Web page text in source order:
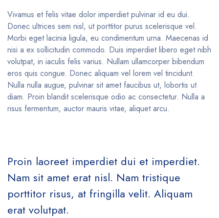
Vivamus et felis vitae dolor imperdiet pulvinar id eu dui.
Donec ultrices sem nisl, ut porttitor purus scelerisque vel.
Morbi eget lacinia ligula, eu condimentum urna. Maecenas id
nisi a ex sollicitudin commodo. Duis imperdiet libero eget nibh
volutpat, in iaculis felis varius. Nullam ullamcorper bibendum
eros quis congue. Donec aliquam vel lorem vel tincidunt.
Nulla nulla augue, pulvinar sit amet faucibus ut, lobortis ut
diam. Proin blandit scelerisque odio ac consectetur. Nulla a
risus fermentum, auctor mauris vitae, aliquet arcu.
Proin laoreet imperdiet dui et imperdiet.
Nam sit amet erat nisl. Nam tristique
porttitor risus, at fringilla velit. Aliquam
erat volutpat.